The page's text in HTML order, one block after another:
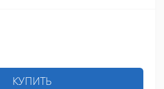
КУПИТЬ